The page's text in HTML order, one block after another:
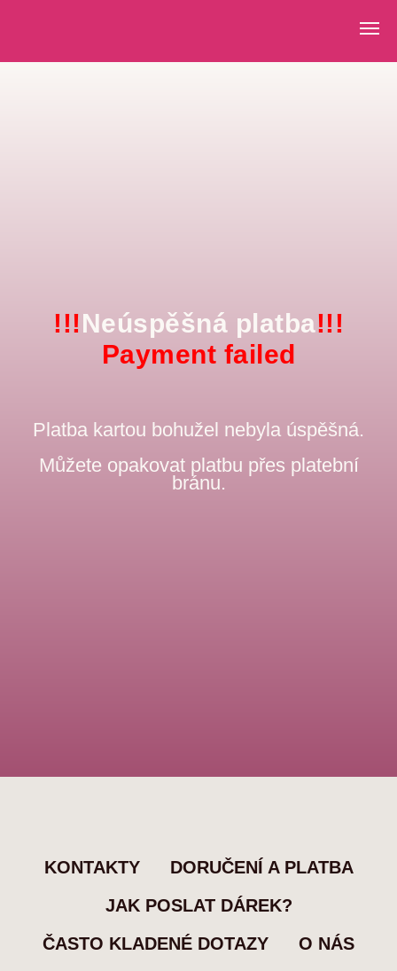
EXPRESNÍ DORUČENÍ PO PRAZE VE STEJNÝ
!!!Neúspěšná platba!!!
Payment failed
Platba kartou bohužel nebyla úspěšná.
Můžete opakovat platbu přes platební
bránu.
KONTAKTY
DORUČENÍ A PLATBA
JAK POSLAT DÁREK?
ČASTO KLADENÉ DOTAZY
O NÁS